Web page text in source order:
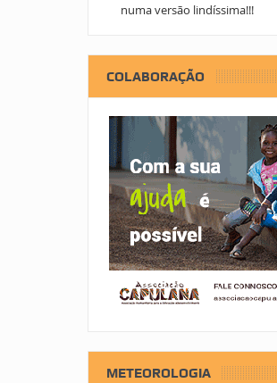
numa versão lindíssima!!!
COLABORAÇÃO
METEOROLOGIA